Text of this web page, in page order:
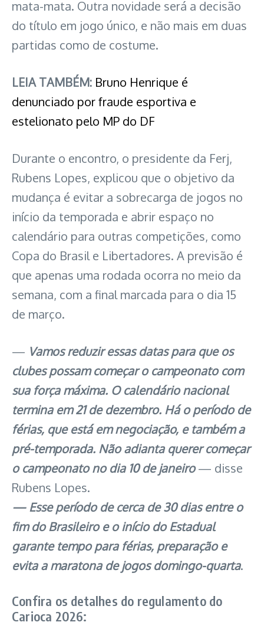
mata-mata. Outra novidade será a decisão
do título em jogo único, e não mais em duas
partidas como de costume.
LEIA TAMBÉM: Bruno Henrique é
denunciado por fraude esportiva e
estelionato pelo MP do DF
Durante o encontro, o presidente da Ferj,
Rubens Lopes, explicou que o objetivo da
mudança é evitar a sobrecarga de jogos no
início da temporada e abrir espaço no
calendário para outras competições, como
Copa do Brasil e Libertadores. A previsão é
que apenas uma rodada ocorra no meio da
semana, com a final marcada para o dia 15
de março.
— Vamos reduzir essas datas para que os
clubes possam começar o campeonato com
sua força máxima. O calendário nacional
termina em 21 de dezembro. Há o período de
férias, que está em negociação, e também a
pré-temporada. Não adianta querer começar
o campeonato no dia 10 de janeiro— disse
Rubens Lopes.
— Esse período de cerca de 30 dias entre o
fim do Brasileiro e o início do Estadual
garante tempo para férias, preparação e
evita a maratona de jogos domingo-quarta.
Confira os detalhes do regulamento do
Carioca 2026: